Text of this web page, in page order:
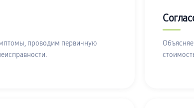
проводим первичную